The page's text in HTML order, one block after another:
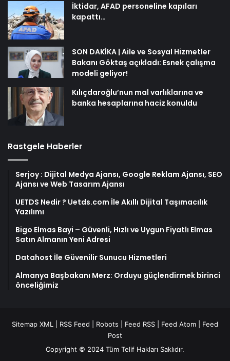
İktidar, AFAD personeline kapıları
kapattı…
SON DAKİKA | Aile ve Sosyal Hizmetler
Bakanı Göktaş açıkladı: Esnek çalışma
modeli geliyor!
Kılıçdaroğlu’nun mal varlıklarına ve
banka hesaplarına haciz konuldu
Rastgele Haberler
Serjoy : Dijital Medya Ajansı, Google Reklam Ajansı, SEO
Ajansı ve Web Tasarım Ajansı
UETDS Nedir ? Uetds.com İle Akıllı Dijital Taşımacılık
Yazılımı
Bigo Elmas Bayi – Güvenli, Hızlı ve Uygun Fiyatlı Elmas
Satın Almanın Yeni Adresi
Datahost İle Güvenilir Sunucu Hizmetleri
Almanya Başbakanı Merz: Orduyu güçlendirmek birinci
önceliğimiz
Sitemap XML RSS Feed Robots Feed RSS Feed Atom
Feed
Post
Copyright © 2024 Tüm Telif Hakları Saklıdır.